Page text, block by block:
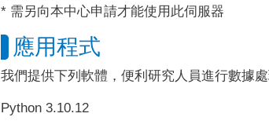
* 需另向本中心申請才能使用此伺服器
應用程式
我們提供下列軟體，便利研究人員進行數據
Python 3.10.12